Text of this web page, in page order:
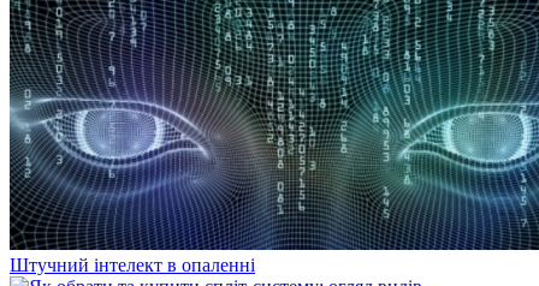
Штучний інтелект в опаленні